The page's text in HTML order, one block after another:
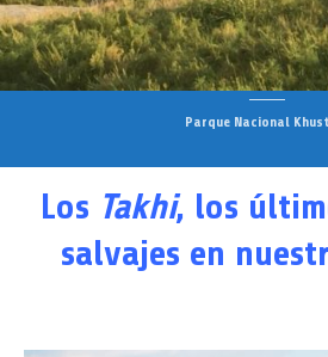
Parque Nacional
Los Takhi, los
salvajes en